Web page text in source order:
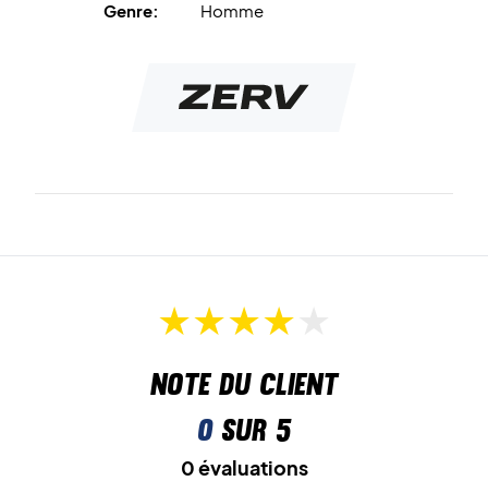
Genre:
Homme
Note du client
0sur 5
0 évaluations